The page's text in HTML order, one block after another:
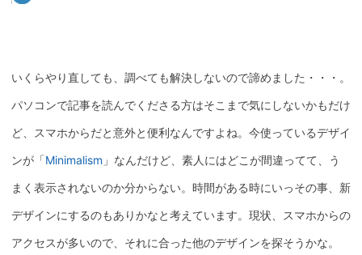
いくらやり直しても、調べても解決しないので諦めました・・・。
パソコンで記事を読んでくださる方はそこまで気にしないかもだけ
ど、スマホからだと意外と便利なんですよね。今使っているデザイ
ンが「Minimalism 」なんだけど、素人にはどこが間違ってて、う
まく表示されないのか分からない。時間がある時にいっその事、新
デザインにするのもありかなと考えています。現状、スマホからの
アクセスが多いので、それに合った他のデザインを探そうかな。